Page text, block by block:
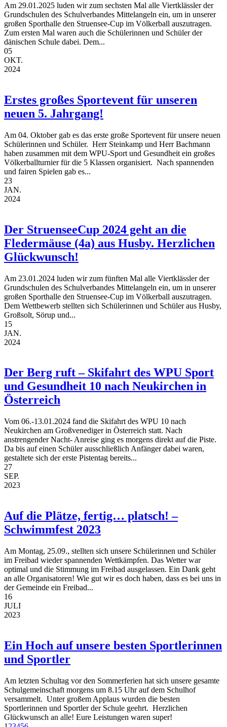
Am 29.01.2025 luden wir zum sechsten Mal alle Viertklässler der
Grundschulen des Schulverbandes Mittelangeln ein, um in unserer
großen Sporthalle den Struensee-Cup im Völkerball auszutragen.
Zum ersten Mal waren auch die Schülerinnen und Schüler der
dänischen Schule dabei. Dem...
05
OKT.
2024
Erstes großes Sportevent für unseren
neuen 5. Jahrgang!
Am 04. Oktober gab es das erste große Sportevent für unsere neuen
Schülerinnen und Schüler. Herr Steinkamp und Herr Bachmann
haben zusammen mit dem WPU-Sport und Gesundheit ein großes
Völkerballturnier für die 5 Klassen organisiert. Nach spannenden
und fairen Spielen gab es...
23
JAN.
2024
Der StruenseeCup 2024 geht an die
Fledermäuse (4a) aus Husby. Herzlichen
Glückwunsch!
Am 23.01.2024 luden wir zum fünften Mal alle Viertklässler der
Grundschulen des Schulverbandes Mittelangeln ein, um in unserer
großen Sporthalle den Struensee-Cup im Völkerball auszutragen.
Dem Wettbewerb stellten sich Schülerinnen und Schüler aus Husby,
Großsolt, Sörup und...
15
JAN.
2024
Der Berg ruft – Skifahrt des WPU Sport
und Gesundheit 10 nach Neukirchen in
Österreich
Vom 06.-13.01.2024 fand die Skifahrt des WPU 10 nach
Neukirchen am Großvenediger in Österreich statt. Nach
anstrengender Nacht- Anreise ging es morgens direkt auf die Piste.
Da bis auf einen Schüler ausschließlich Anfänger dabei waren,
gestaltete sich der erste Pistentag bereits...
27
SEP.
2023
Auf die Plätze, fertig… platsch! –
Schwimmfest 2023
Am Montag, 25.09., stellten sich unsere Schülerinnen und Schüler
im Freibad wieder spannenden Wettkämpfen. Das Wetter war
optimal und die Stimmung im Freibad ausgelassen. Ein Dank geht
an alle Organisatoren! Wie gut wir es doch haben, dass es bei uns in
der Gemeinde ein Freibad...
16
JULI
2023
Ein Hoch auf unsere besten Sportlerinnen
und Sportler
Am letzten Schultag vor den Sommerferien hat sich unsere gesamte
Schulgemeinschaft morgens um 8.15 Uhr auf dem Schulhof
versammelt. Unter großem Applaus wurden die besten
Sportlerinnen und Sportler der Schule geehrt. Herzlichen
Glückwunsch an alle! Eure Leistungen waren super!